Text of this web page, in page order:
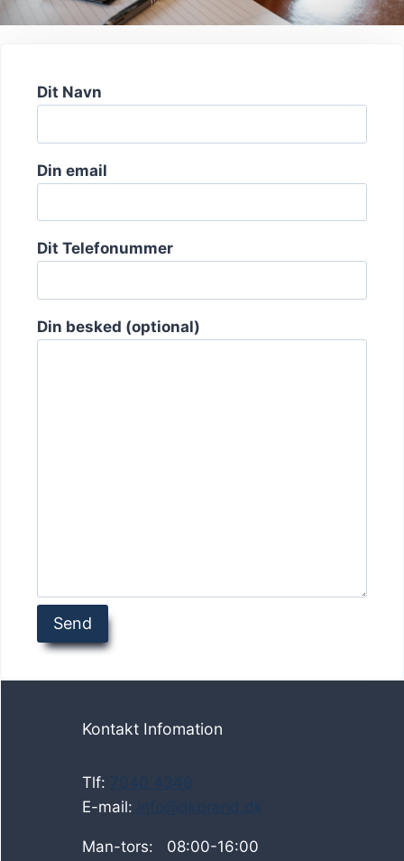
Dit Navn
Din email
Dit Telefonummer
Din besked (optional)
Kontakt Infomation
Tlf:
E-mail:
Man-tors: 08:00-16:00